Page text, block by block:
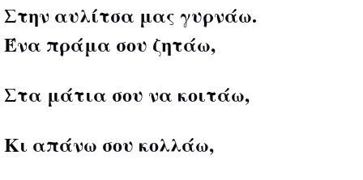
Στην αυλίτσα μας γυρνάω.
Ένα πράμα σου ζητάω,
Στα μάτια σου να κοιτάω,
Κι απάνω σου κολλάω,